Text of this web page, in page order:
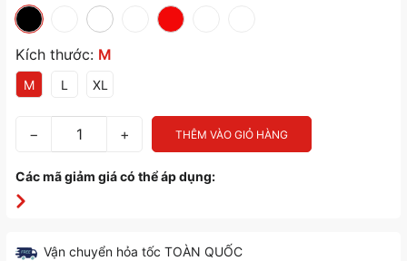
Kích thước: M
M L XL
− + THÊM VÀO GIỎ HÀNG
Các mã giảm giá có thể áp dụng:
Vận chuyển hỏa tốc TOÀN QUỐC